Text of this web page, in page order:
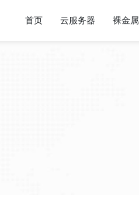
首页 云服务器 裸金属